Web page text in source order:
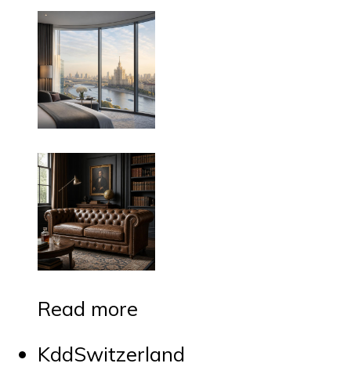
Read more
KddSwitzerland